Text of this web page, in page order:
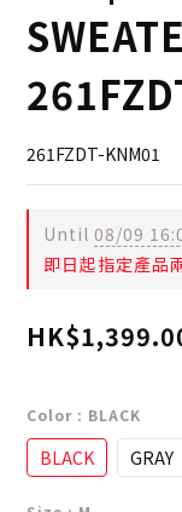
261FZDT-KNM01
Until 08/09
即日起指定產
Color : BLACK
BLACK GRAY